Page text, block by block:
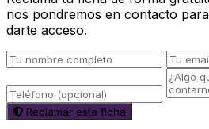
nos pondremos en contacto
darte acceso.
Reclamar esta ficha